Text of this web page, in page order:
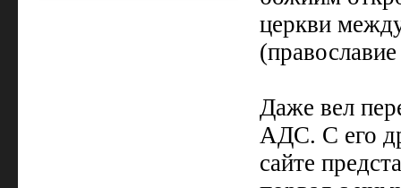
церкви
Даже вел
АДС. С его
сайте